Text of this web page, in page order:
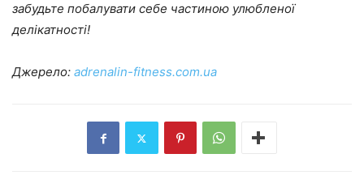
забудьте побалувати себе частиною улюбленої
делікатності!
Джерело: adrenalin-fitness.com.ua